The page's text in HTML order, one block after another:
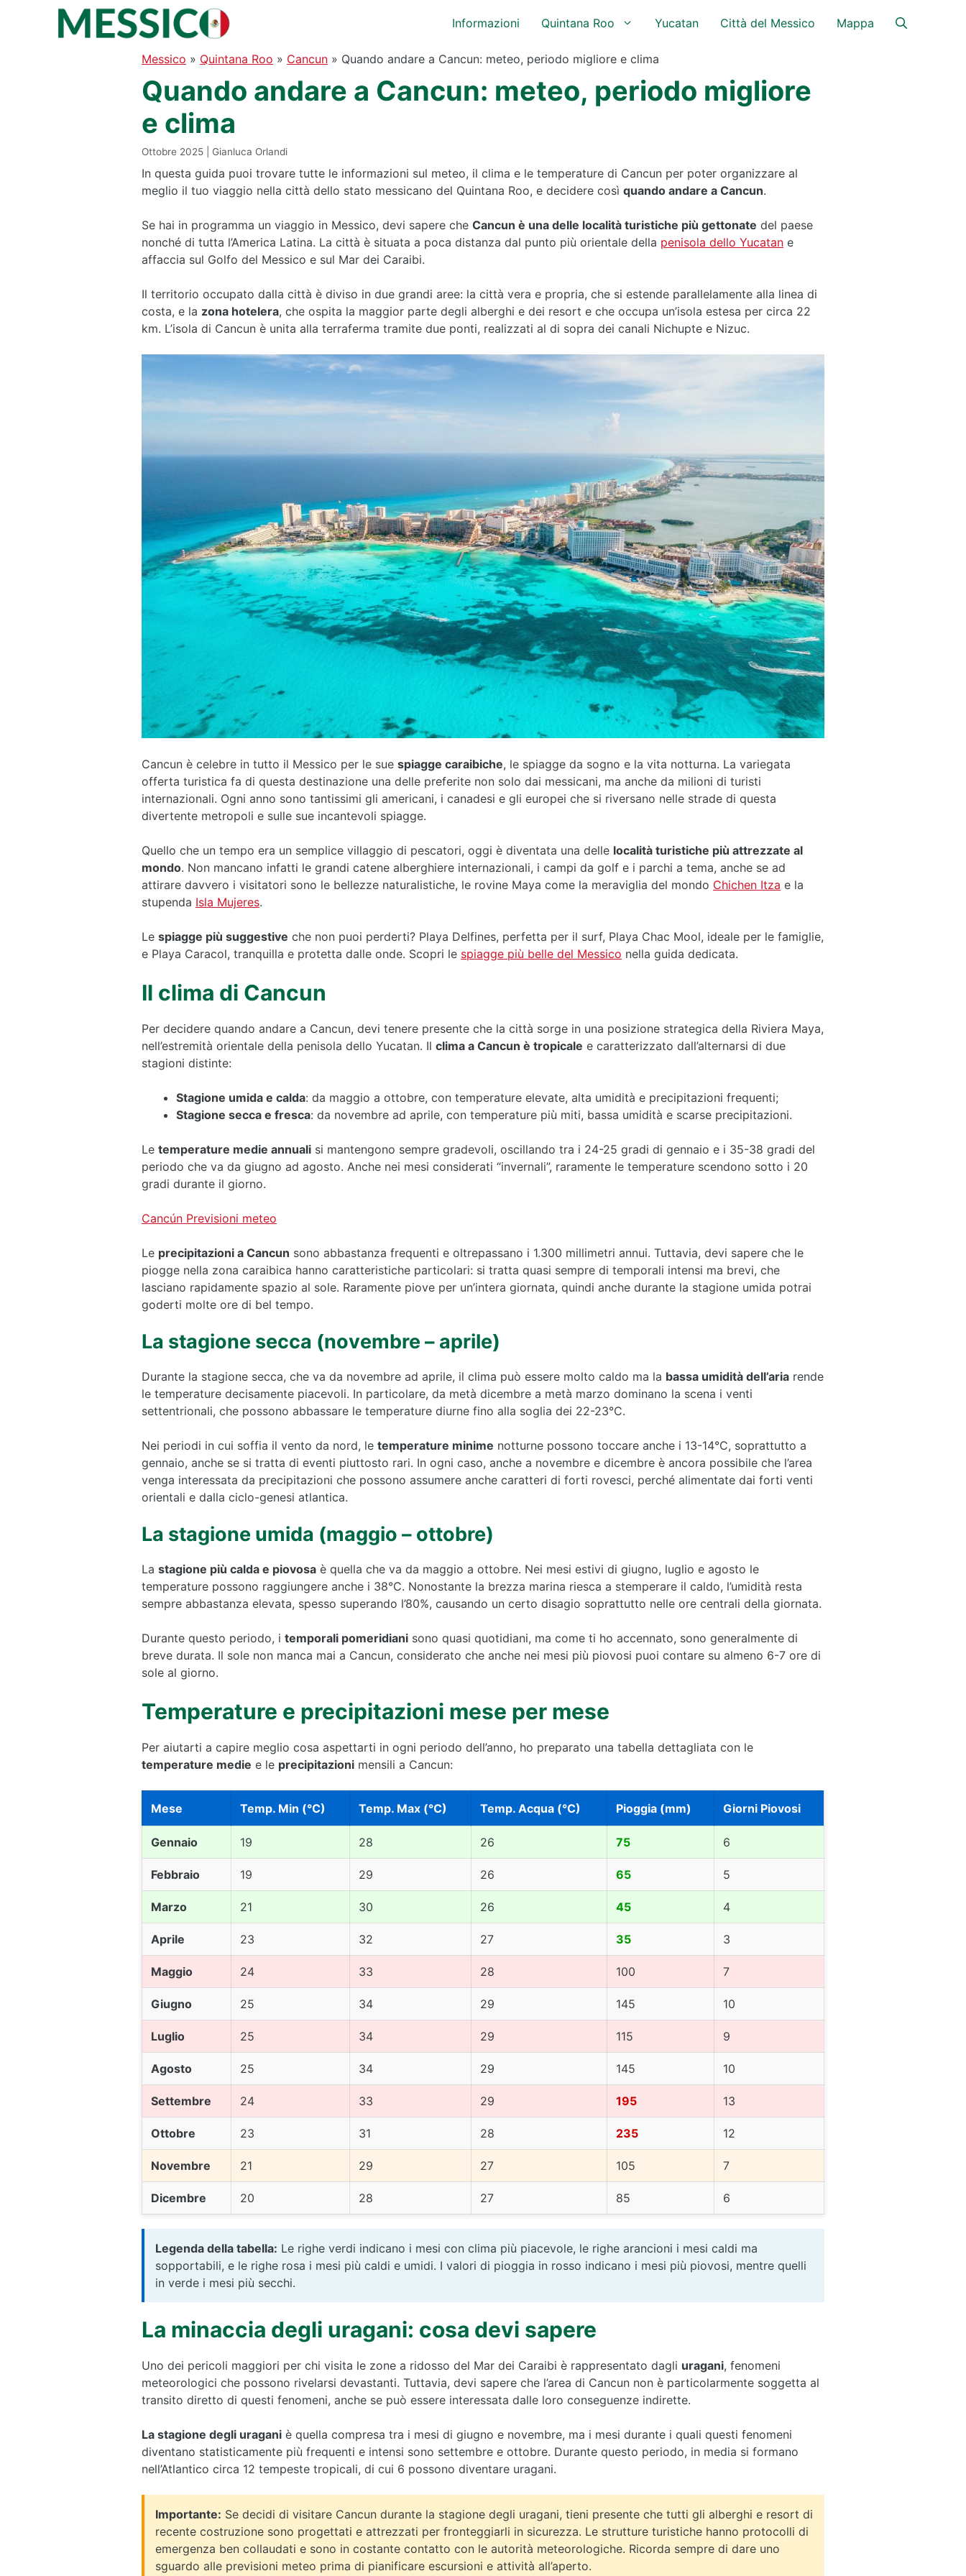
Informazioni Quintana Roo Yucatan Città del Messico Mappa
Messico » Quintana Roo » Cancun » Quando andare a Cancun: meteo, periodo migliore e clima
Quando andare a Cancun: meteo, periodo migliore
e clima
Ottobre 2025 Gianluca Orlandi
In questa guida puoi trovare tutte le informazioni sul meteo, il clima e le temperature di Cancun per poter organizzare al
meglio il tuo viaggio nella città dello stato messicano del Quintana Roo, e decidere così quando andare a Cancun.
Se hai in programma un viaggio in Messico, devi sapere che Cancun è una delle località turistiche più gettonate del paese
nonché di tutta l’America Latina. La città è situata a poca distanza dal punto più orientale della penisola dello Yucatan e
affaccia sul Golfo del Messico e sul Mar dei Caraibi.
Il territorio occupato dalla città è diviso in due grandi aree: la città vera e propria, che si estende parallelamente alla linea di
costa, e la zona hotelera, che ospita la maggior parte degli alberghi e dei resort e che occupa un’isola estesa per circa 22
km. L’isola di Cancun è unita alla terraferma tramite due ponti, realizzati al di sopra dei canali Nichupte e Nizuc.
Cancun è celebre in tutto il Messico per le sue spiagge caraibiche, le spiagge da sogno e la vita notturna. La variegata
offerta turistica fa di questa destinazione una delle preferite non solo dai messicani, ma anche da milioni di turisti
internazionali. Ogni anno sono tantissimi gli americani, i canadesi e gli europei che si riversano nelle strade di questa
divertente metropoli e sulle sue incantevoli spiagge.
Quello che un tempo era un semplice villaggio di pescatori, oggi è diventata una delle località turistiche più attrezzate al
mondo. Non mancano infatti le grandi catene alberghiere internazionali, i campi da golf e i parchi a tema, anche se ad
attirare davvero i visitatori sono le bellezze naturalistiche, le rovine Maya come la meraviglia del mondo Chichen Itza e la
stupenda Isla Mujeres.
Le spiagge più suggestive che non puoi perderti? Playa Delfines, perfetta per il surf, Playa Chac Mool, ideale per le famiglie,
e Playa Caracol, tranquilla e protetta dalle onde. Scopri le spiagge più belle del Messico nella guida dedicata.
Il clima di Cancun
Per decidere quando andare a Cancun, devi tenere presente che la città sorge in una posizione strategica della Riviera Maya,
nell’estremità orientale della penisola dello Yucatan. Il clima a Cancun è tropicale e caratterizzato dall’alternarsi di due
stagioni distinte:
Stagione umida e calda: da maggio a ottobre, con temperature elevate, alta umidità e precipitazioni frequenti;
Stagione secca e fresca: da novembre ad aprile, con temperature più miti, bassa umidità e scarse precipitazioni.
Le temperature medie annuali si mantengono sempre gradevoli, oscillando tra i 24-25 gradi di gennaio e i 35-38 gradi del
periodo che va da giugno ad agosto. Anche nei mesi considerati “invernali”, raramente le temperature scendono sotto i 20
gradi durante il giorno.
Cancún Previsioni meteo
Le precipitazioni a Cancun sono abbastanza frequenti e oltrepassano i 1.300 millimetri annui. Tuttavia, devi sapere che le
piogge nella zona caraibica hanno caratteristiche particolari: si tratta quasi sempre di temporali intensi ma brevi, che
lasciano rapidamente spazio al sole. Raramente piove per un’intera giornata, quindi anche durante la stagione umida potrai
goderti molte ore di bel tempo.
La stagione secca (novembre – aprile)
Durante la stagione secca, che va da novembre ad aprile, il clima può essere molto caldo ma la bassa umidità dell’aria rende
le temperature decisamente piacevoli. In particolare, da metà dicembre a metà marzo dominano la scena i venti
settentrionali, che possono abbassare le temperature diurne fino alla soglia dei 22-23°C.
Nei periodi in cui soffia il vento da nord, le temperature minime notturne possono toccare anche i 13-14°C, soprattutto a
gennaio, anche se si tratta di eventi piuttosto rari. In ogni caso, anche a novembre e dicembre è ancora possibile che l’area
venga interessata da precipitazioni che possono assumere anche caratteri di forti rovesci, perché alimentate dai forti venti
orientali e dalla ciclo-genesi atlantica.
La stagione umida (maggio – ottobre)
La stagione più calda e piovosa è quella che va da maggio a ottobre. Nei mesi estivi di giugno, luglio e agosto le
temperature possono raggiungere anche i 38°C. Nonostante la brezza marina riesca a stemperare il caldo, l’umidità resta
sempre abbastanza elevata, spesso superando l’80%, causando un certo disagio soprattutto nelle ore centrali della giornata.
Durante questo periodo, i temporali pomeridiani sono quasi quotidiani, ma come ti ho accennato, sono generalmente di
breve durata. Il sole non manca mai a Cancun, considerato che anche nei mesi più piovosi puoi contare su almeno 6-7 ore di
sole al giorno.
Temperature e precipitazioni mese per mese
Per aiutarti a capire meglio cosa aspettarti in ogni periodo dell’anno, ho preparato una tabella dettagliata con le
temperature medie e le precipitazioni mensili a Cancun:
Mese Temp. Min (°C) Temp. Max (°C) Temp. Acqua (°C) Pioggia (mm) Giorni Piovosi
Gennaio 19 28 26 75 6
Febbraio 19 29 26 65 5
Marzo 21 30 26 45 4
Aprile 23 32 27 35 3
Maggio 24 33 28 100 7
Giugno 25 34 29 145 10
Luglio 25 34 29 115 9
Agosto 25 34 29 145 10
Settembre 24 33 29 195 13
Ottobre 23 31 28 235 12
Novembre 21 29 27 105 7
Dicembre 20 28 27 85 6
Legenda della tabella: Le righe verdi indicano i mesi con clima più piacevole, le righe arancioni i mesi caldi ma
sopportabili, e le righe rosa i mesi più caldi e umidi. I valori di pioggia in rosso indicano i mesi più piovosi, mentre quelli
in verde i mesi più secchi.
La minaccia degli uragani: cosa devi sapere
Uno dei pericoli maggiori per chi visita le zone a ridosso del Mar dei Caraibi è rappresentato dagli uragani, fenomeni
meteorologici che possono rivelarsi devastanti. Tuttavia, devi sapere che l’area di Cancun non è particolarmente soggetta al
transito diretto di questi fenomeni, anche se può essere interessata dalle loro conseguenze indirette.
La stagione degli uragani è quella compresa tra i mesi di giugno e novembre, ma i mesi durante i quali questi fenomeni
diventano statisticamente più frequenti e intensi sono settembre e ottobre. Durante questo periodo, in media si formano
nell’Atlantico circa 12 tempeste tropicali, di cui 6 possono diventare uragani.
Importante: Se decidi di visitare Cancun durante la stagione degli uragani, tieni presente che tutti gli alberghi e resort di
recente costruzione sono progettati e attrezzati per fronteggiarli in sicurezza. Le strutture turistiche hanno protocolli di
emergenza ben collaudati e sono in costante contatto con le autorità meteorologiche. Ricorda sempre di dare uno
sguardo alle previsioni meteo prima di pianificare escursioni e attività all’aperto.